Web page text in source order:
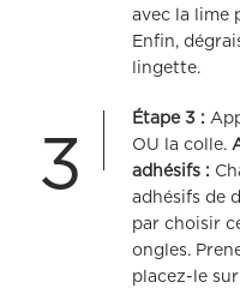
avec la lime
Enfin,
lingette.
3
Étape 3 :
OU la colle.
adhésifs :
adhésifs de
par choisir
ongles.
placez-le